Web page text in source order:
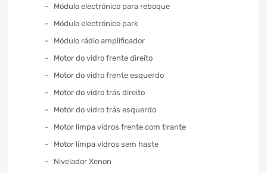
Módulo electrónico para reboque
Módulo electrónico park
Módulo rádio amplificador
Motor do vidro frente direito
Motor do vidro frente esquerdo
Motor do vidro trás direito
Motor do vidro trás esquerdo
Motor limpa vidros frente com tirante
Motor limpa vidros sem haste
Nivelador Xenon